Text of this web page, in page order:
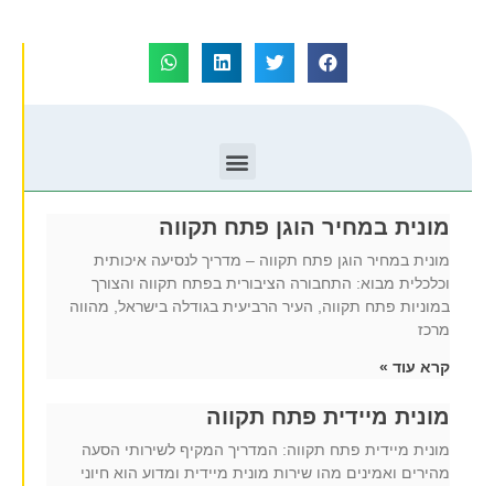
מונית במחיר הוגן פתח תקווה
מונית במחיר הוגן פתח תקווה – מדריך לנסיעה איכותית
וכלכלית מבוא: התחבורה הציבורית בפתח תקווה והצורך
במוניות פתח תקווה, העיר הרביעית בגודלה בישראל, מהווה
מרכז
קרא עוד »
מונית מיידית פתח תקווה
מונית מיידית פתח תקווה: המדריך המקיף לשירותי הסעה
מהירים ואמינים מהו שירות מונית מיידית ומדוע הוא חיוני